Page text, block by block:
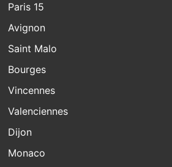
Paris 15
Avignon
Saint Malo
Bourges
Vincennes
Valenciennes
Dijon
Monaco